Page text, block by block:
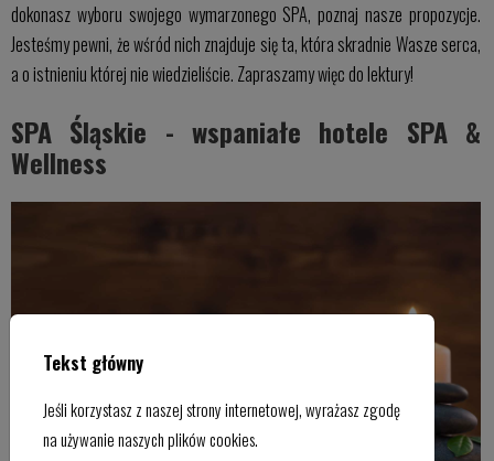
dokonasz wyboru swojego wymarzonego SPA, poznaj nasze propozycje.
Jesteśmy pewni, że wśród nich znajduje się ta, która skradnie Wasze serca,
a o istnieniu której nie wiedzieliście. Zapraszamy więc do lektury!
SPA Śląskie - wspaniałe hotele SPA &
Wellness
Tekst główny
Jeśli korzystasz z naszej strony internetowej, wyrażasz zgodę
na używanie naszych plików cookies.